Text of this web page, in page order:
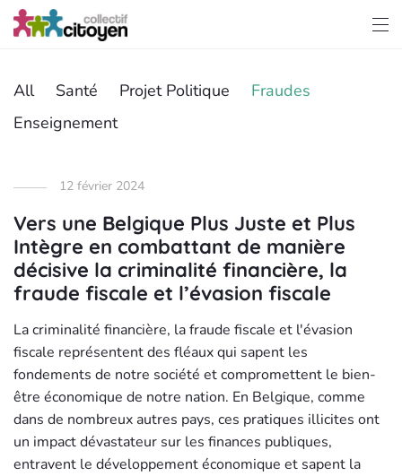
All Santé Projet Politique
Fraudes
Enseignement
12 février 2024
Vers une Belgique Plus Juste et Plus
Intègre en combattant de manière
décisive la criminalité financière, la
fraude fiscale et l’évasion fiscale
La criminalité financière, la fraude fiscale et l'évasion
fiscale représentent des fléaux qui sapent les
fondements de notre société et compromettent le bien-
être économique de notre nation. En Belgique, comme
dans de nombreux autres pays, ces pratiques illicites ont
un impact dévastateur sur les finances publiques,
entravent le développement économique et sapent la